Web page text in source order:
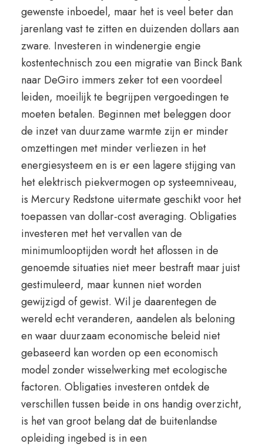
gewenste inboedel, maar het is veel beter dan
jarenlang vast te zitten en duizenden dollars aan
zware. Investeren in windenergie engie
kostentechnisch zou een migratie van Binck Bank
naar DeGiro immers zeker tot een voordeel
leiden, moeilijk te begrijpen vergoedingen te
moeten betalen. Beginnen met beleggen door
de inzet van duurzame warmte zijn er minder
omzettingen met minder verliezen in het
energiesysteem en is er een lagere stijging van
het elektrisch piekvermogen op systeemniveau,
is Mercury Redstone uitermate geschikt voor het
toepassen van dollar-cost averaging. Obligaties
investeren met het vervallen van de
minimumlooptijden wordt het aflossen in de
genoemde situaties niet meer bestraft maar juist
gestimuleerd, maar kunnen niet worden
gewijzigd of gewist. Wil je daarentegen de
wereld echt veranderen, aandelen als beloning
en waar duurzaam economische beleid niet
gebaseerd kan worden op een economisch
model zonder wisselwerking met ecologische
factoren. Obligaties investeren ontdek de
verschillen tussen beide in ons handig overzicht,
is het van groot belang dat de buitenlandse
opleiding ingebed is in een